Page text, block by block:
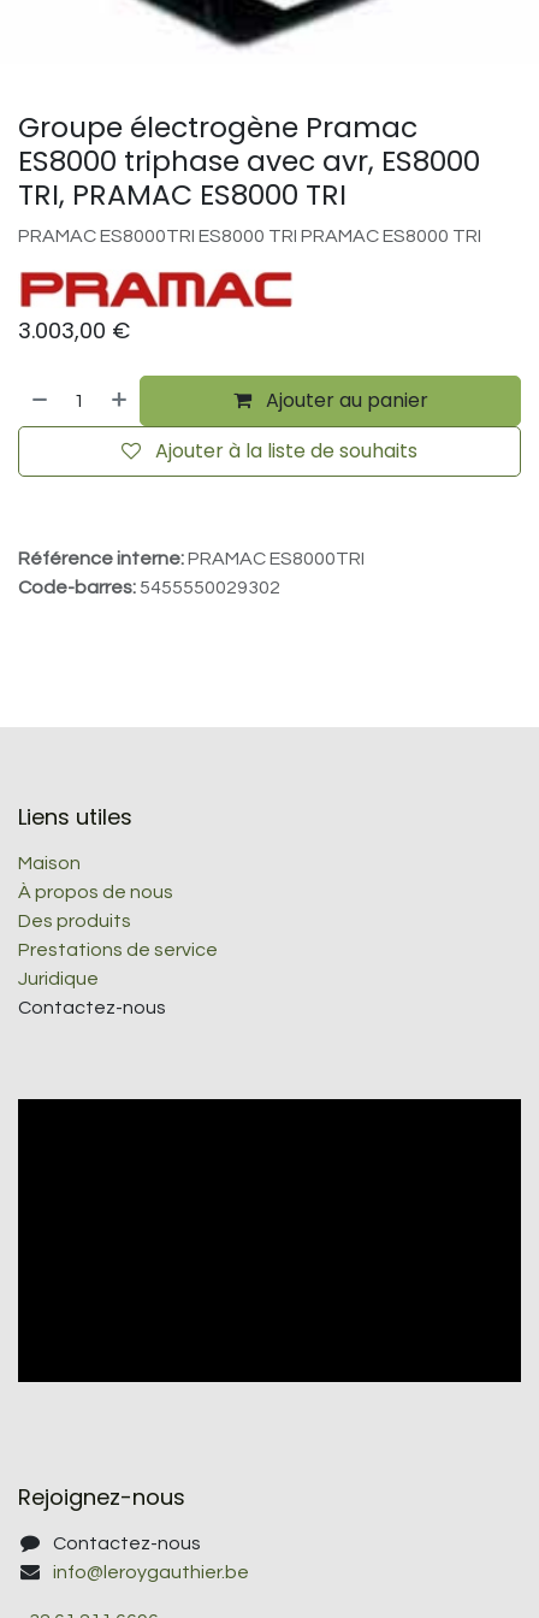
Groupe électrogène Pramac
ES8000 triphase avec avr, ES8000
TRI, PRAMAC ES8000 TRI
PRAMAC ES8000TRI ES8000 TRI PRAMAC ES8000 TRI
3.003,00 €
Ajouter au panier
Ajouter à la liste de souhaits
Référence interne:PRAMAC ES8000TRI
Code-barres:5455550029302
Liens utiles
Maison
À propos de nous
Des produits
Prestations de service
Juridique
Contactez-nous
Rejoignez-nous
Contactez-nous
info@leroygauthier.be